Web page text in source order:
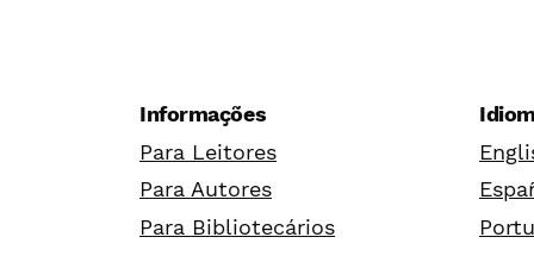
Informações
Para Leitores
Para Autores
Para Bibliotecários